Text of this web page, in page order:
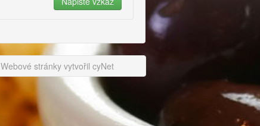
Webové stránky vytvořil cyNet